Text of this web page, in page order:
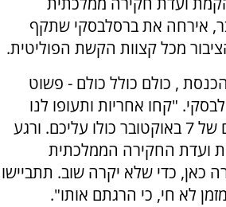
באוקטובר, אירחה את ברסלבסקי שתקף
מכל קצוות הקשת הפוליטית.
, כולם כולל כולם - פשוט
"קחו אחריות ותעופו לנו
מהחיים. דם הנרצחים של 7 באוקטובר כולו עליכם. ורגע
ועדת החקירה הממלכתית
כאן, כדי שלא יקרה שוב. תתביישו
לא חי, כי הרגתם אותו".